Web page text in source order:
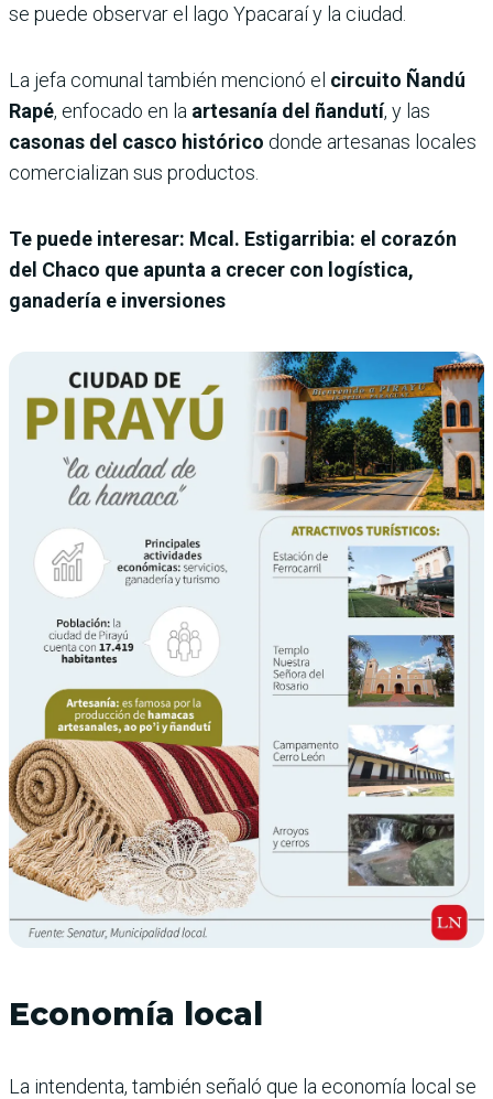
se puede observar el lago Ypacaraí y la ciudad.
La jefa comunal también mencionó el circuito Ñandú
Rapé, enfocado en la artesanía del ñandutí, y las
casonas del casco histórico donde artesanas locales
comercializan sus productos.
Te puede interesar: Mcal. Estigarribia: el corazón
del Chaco que apunta a crecer con logística,
ganadería e inversiones
Economía local
La intendenta, también señaló que la economía local se